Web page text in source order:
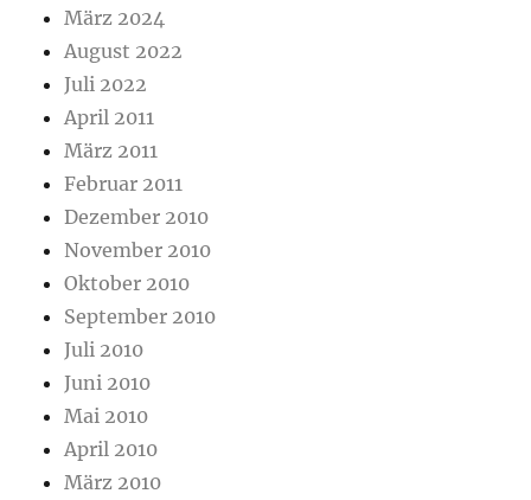
März 2024
August 2022
Juli 2022
April 2011
März 2011
Februar 2011
Dezember 2010
November 2010
Oktober 2010
September 2010
Juli 2010
Juni 2010
Mai 2010
April 2010
März 2010